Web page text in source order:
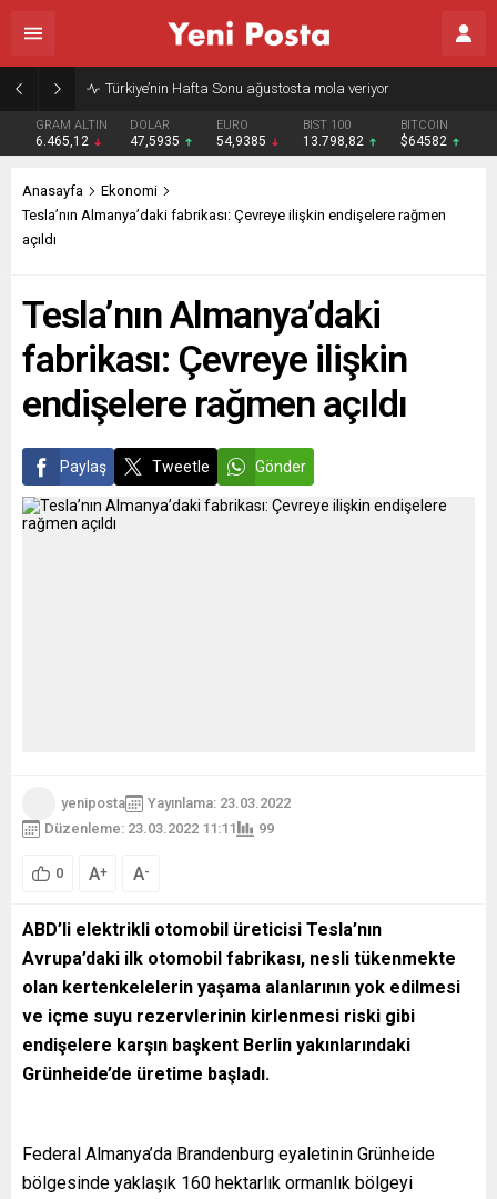
Gazze’nin geleceği: Teknokratik kontrol mü, kolonializm mi?
GRAM ALTIN
6.465,12
DOLAR
47,5935
EURO
54,9385
BIST 100
13.798,82
BITCOIN
$64582
Anasayfa
Ekonomi
Tesla’nın Almanya’daki fabrikası: Çevreye ilişkin endişelere rağmen
açıldı
Tesla’nın Almanya’daki
fabrikası: Çevreye ilişkin
endişelere rağmen açıldı
Paylaş Tweetle Gönder
yeniposta
Yayınlama: 23.03.2022
Düzenleme: 23.03.2022 11:11
99
0 A+ A-
ABD’li elektrikli otomobil üreticisi Tesla’nın
Avrupa’daki ilk otomobil fabrikası, nesli tükenmekte
olan kertenkelelerin yaşama alanlarının yok edilmesi
ve içme suyu rezervlerinin kirlenmesi riski gibi
endişelere karşın başkent Berlin yakınlarındaki
Grünheide’de üretime başladı.
Federal Almanya’da Brandenburg eyaletinin Grünheide
bölgesinde yaklaşık 160 hektarlık ormanlık bölgeyi